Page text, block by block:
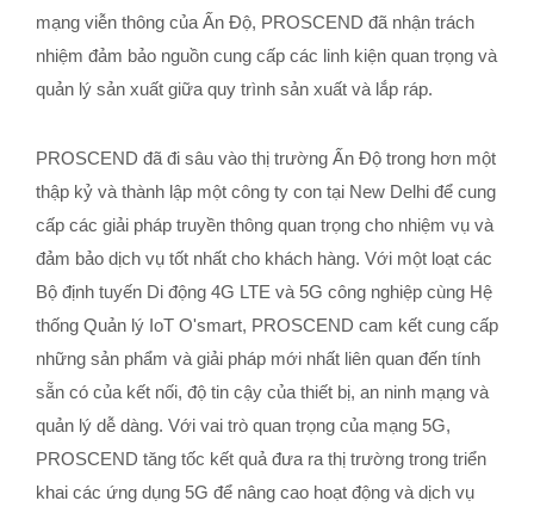
mạng viễn thông của Ấn Độ, PROSCEND đã nhận trách
nhiệm đảm bảo nguồn cung cấp các linh kiện quan trọng và
quản lý sản xuất giữa quy trình sản xuất và lắp ráp.
PROSCEND đã đi sâu vào thị trường Ấn Độ trong hơn một
thập kỷ và thành lập một công ty con tại New Delhi để cung
cấp các giải pháp truyền thông quan trọng cho nhiệm vụ và
đảm bảo dịch vụ tốt nhất cho khách hàng. Với một loạt các
Bộ định tuyến Di động 4G LTE và 5G công nghiệp cùng Hệ
thống Quản lý IoT O'smart, PROSCEND cam kết cung cấp
những sản phẩm và giải pháp mới nhất liên quan đến tính
sẵn có của kết nối, độ tin cậy của thiết bị, an ninh mạng và
quản lý dễ dàng. Với vai trò quan trọng của mạng 5G,
PROSCEND tăng tốc kết quả đưa ra thị trường trong triển
khai các ứng dụng 5G để nâng cao hoạt động và dịch vụ